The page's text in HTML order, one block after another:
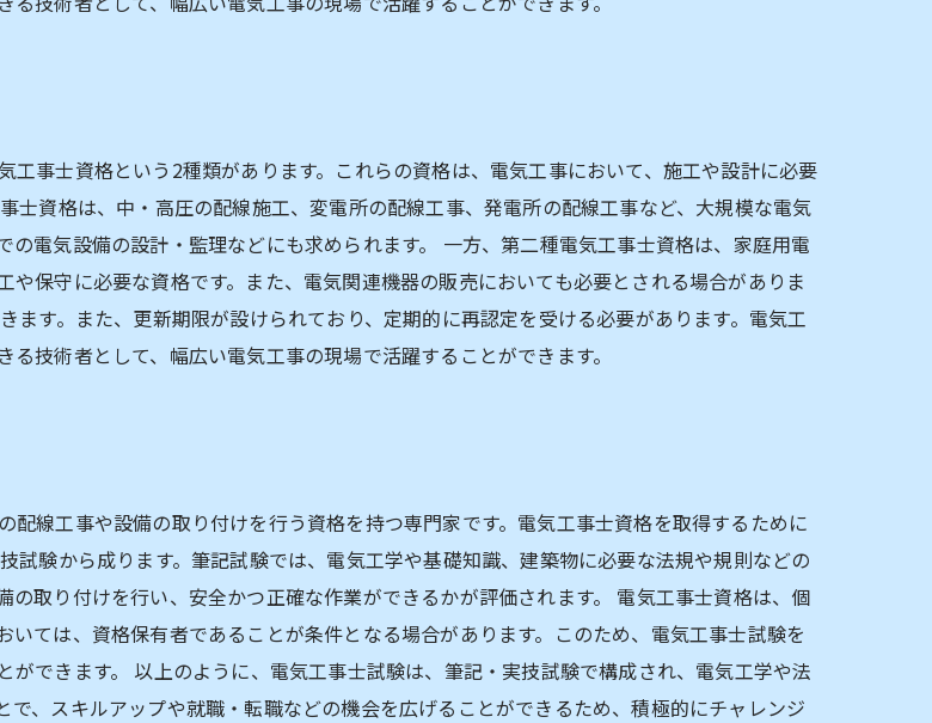
事士資格という2種類があります。これらの資格は、電気工事において、施工や設計に必要
士資格は、中・高圧の配線施工、変電所の配線工事、発電所の配線工事など、大規模な電気
電気設備の設計・監理などにも求められます。 一方、第二種電気工事士資格は、家庭用電
保守に必要な資格です。また、電気関連機器の販売においても必要とされる場合がありま
す。また、更新期限が設けられており、定期的に再認定を受ける必要があります。電気工
技術者として、幅広い電気工事の現場で活躍することができます。
線工事や設備の取り付けを行う資格を持つ専門家です。電気工事士資格を取得するために
試験から成ります。筆記試験では、電気工学や基礎知識、建築物に必要な法規や規則などの
取り付けを行い、安全かつ正確な作業ができるかが評価されます。 電気工事士資格は、個
ては、資格保有者であることが条件となる場合があります。このため、電気工事士試験を
できます。 以上のように、電気工事士試験は、筆記・実技試験で構成され、電気工学や法
、スキルアップや就職・転職などの機会を広げることができるため、積極的にチャレンジ